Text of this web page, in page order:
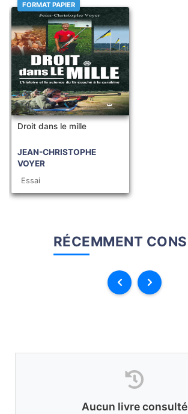
FORMAT PAPIER
Droit dans le mille
JEAN-CHRISTOPHE
VOYER
Essai
RÉCEMMENT
Aucun livre consulté